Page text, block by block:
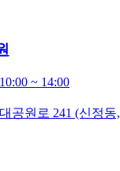
~ 14:00
공원로 241 (신정